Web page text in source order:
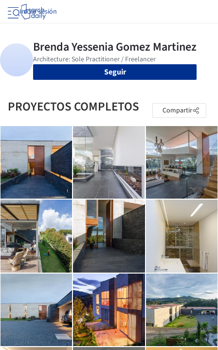
Iniciar sesión
Seguir
PROYECTOS COMPLETOS Compartir